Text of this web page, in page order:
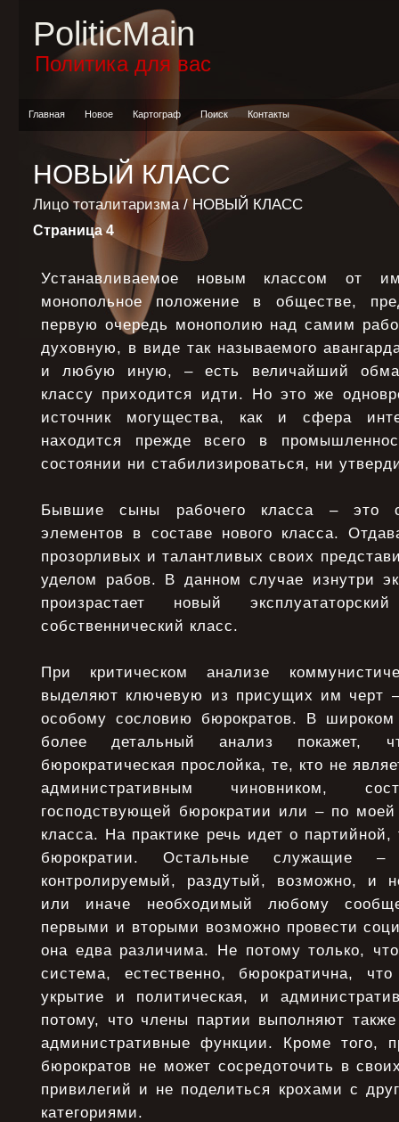
PoliticMain
Политика для вас
Главная Новое Картограф Поиск Контакты
НОВЫЙ КЛАСС
Лицо тоталитаризма/ НОВЫЙ КЛАСС
Страница 4
Устанавливаемое новым классом от
монопольное положение в обществе,
первую очередь монополию над самим
духовную, в виде так называемого
и любую иную, – есть величайший
классу приходится идти. Но это же
источник могущества, как и сфера
находится прежде всего в
состоянии ни стабилизироваться, ни
Бывшие сыны рабочего класса – это
элементов в составе нового класса.
прозорливых и талантливых своих
уделом рабов. В данном случае изнутри
произрастает новый
собственнический класс.
При критическом анализе
выделяют ключевую из присущих им черт
особому сословию бюрократов. В
более детальный анализ покажет,
бюрократическая прослойка, те, кто не
административным чиновником,
господствующей бюрократии или – по моей
класса. На практике речь идет о
бюрократии. Остальные служащие
контролируемый, раздутый, возможно, и
или иначе необходимый любому
первыми и вторыми возможно провести
она едва различима. Не потому только,
система, естественно, бюрократична,
укрытие и политическая, и
потому, что члены партии выполняют
административные функции. Кроме того,
бюрократов не может сосредоточить в
привилегий и не поделиться крохами с
категориями.